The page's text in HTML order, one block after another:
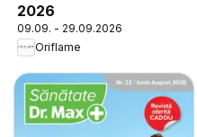
2026
09.09. - 29.09.2026
Oriflame